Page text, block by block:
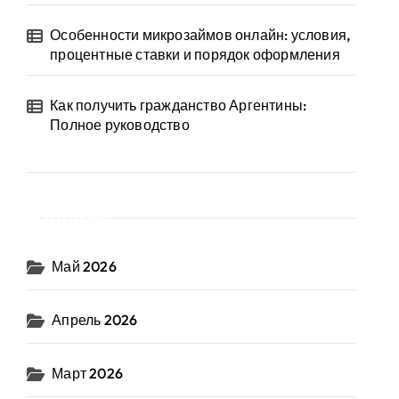
Особенности микрозаймов онлайн: условия,
процентные ставки и порядок оформления
Как получить гражданство Аргентины:
Полное руководство
Май 2026
Апрель 2026
Март 2026